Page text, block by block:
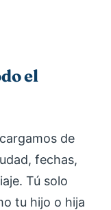
el
de
fechas,
Tú solo
tu hijo o hija